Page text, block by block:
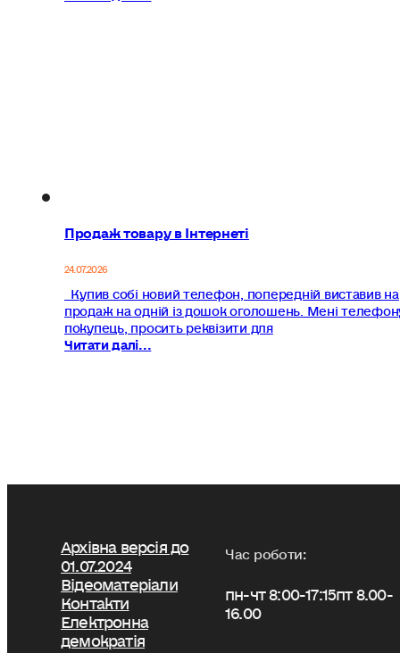
Продаж товару в Інтернеті
24.07.2026
Купив собі новий телефон, попередній виставив на
продаж на одній із дошок оголошень. Мені
покупець, просить реквізити для
Читати далі...
Архівна версія до
01.07.2024
Відеоматеріали
Контакти
Електронна
демократія
Час роботи:
пн-чт 8:00-17:15пт 8.00-
16.00